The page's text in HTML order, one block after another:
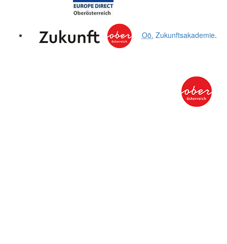
Oö. Zukunftsakademie.